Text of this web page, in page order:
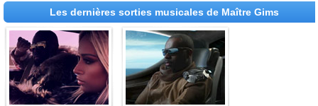
Les dernières sorties musicales de Maître Gims